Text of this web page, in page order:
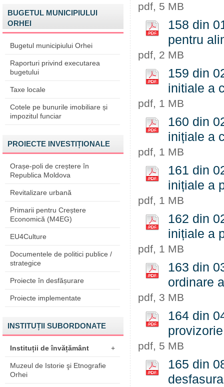
BUGETUL MUNICIPIULUI
ORHEI
Bugetul municipiului Orhei
Raporturi privind executarea
bugetului
Taxe locale
Cotele pe bunurile imobiliare și
impozitul funciar
PROIECTE INVESTIȚIONALE
Orașe-poli de creștere în
Republica Moldova
Revitalizare urbană
Primarii pentru Creștere
Economică (M4EG)
EU4Culture
Documentele de politici publice /
strategice
Proiecte în desfășurare
Proiecte implementate
INSTITUȚII SUBORDONATE
Instituții de învățământ +
Muzeul de Istorie şi Etnografie
Orhei
pdf, 5 MB
158 din
pentru
pdf, 2 MB
159 din
initiale a
pdf, 1 MB
160 din
inițiale a
pdf, 1 MB
161 din
inițiale a
pdf, 1 MB
162 din
inițiale a
pdf, 1 MB
163 din
ordinare
pdf, 3 MB
164 din
pdf, 5 MB
165 din